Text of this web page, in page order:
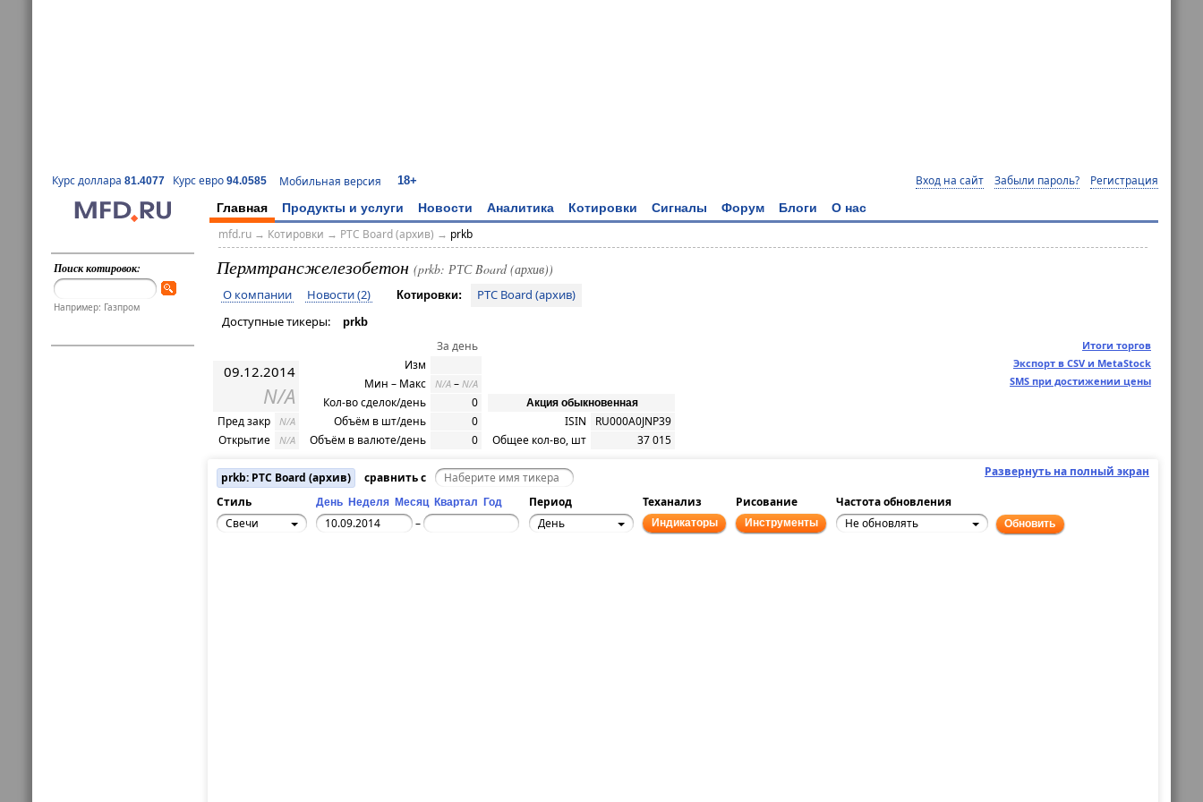
Курс доллара 81.4077 Курс евро 94.0585 Мобильная версия 18+ Вход на сайт Забыли пароль? Регистрация
Главная Продукты и услуги Новости Аналитика Котировки Сигналы Форум Блоги О нас
Поиск котировок:
Например: Газпром
mfd.ru→ Котировки → РТС Board (архив) → prkb
Пермтрансжелезобетон (prkb: РТС Board (архив))
О компании Новости (2) Котировки:
РТС Board (архив)
Доступные тикеры:
prkb
Итоги торгов
Экспорт в CSV и MetaStock
SMS при достижении цены
09.12.2014
N/A
Пред закр N/A
Открытие N/A
За день
Изм
Мин – Макс
N/A – N/A
Кол-во сделок/день
0
Объём в шт/день
0
Объём в валюте/день
0
Акция обыкновенная
ISIN
RU000A0JNP39
Общее кол-во, шт
37 015
Развернуть на полный экран
prkb: РТС Board (архив)
сравнить с
Стиль
День Неделя Месяц Квартал Год Период Теханализ Рисование
Частота обновления
Свечи
– День Индикаторы Инструменты Не обновлять Обновить